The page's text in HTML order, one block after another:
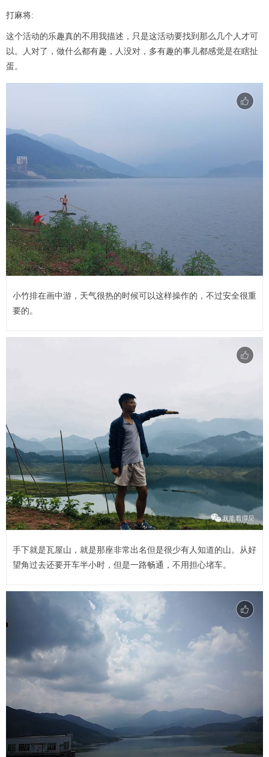
打麻将:
这个活动的乐趣真的不用我描述，只是这活动要找到那么几个人才可
以。人对了，做什么都有趣，人没对，多有趣的事儿都感觉是在瞎扯
蛋。
小竹排在画中游，天气很热的时候可以这样操作的，不过安全很重
要的。
手下就是瓦屋山，就是那座非常出名但是很少有人知道的山。从好
望角过去还要开车半小时，但是一路畅通，不用担心堵车。